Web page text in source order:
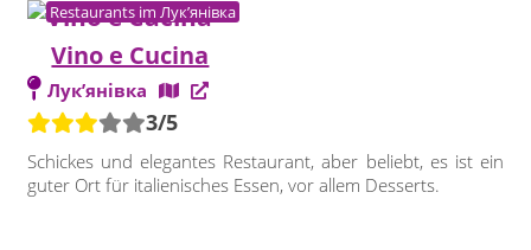
Restaurants im Лук’янівка
Vino e Cucina
Лук’янівка
3/5
Schickes und elegantes Restaurant, aber beliebt, es ist ein
guter Ort für italienisches Essen, vor allem Desserts.